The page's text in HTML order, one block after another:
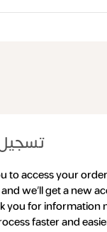
to access your
we'll get a new
you for information
faster and